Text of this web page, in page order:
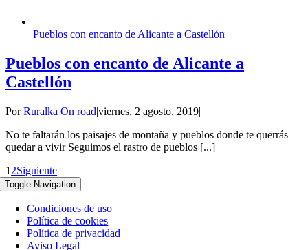
Pueblos con encanto de Alicante a Castellón
Pueblos con encanto de Alicante a
Castellón
PorRuralka On road|viernes, 2 agosto, 2019|
No te faltarán los paisajes de montaña y pueblos donde te querrás
quedar a vivir Seguimos el rastro de pueblos [...]
1 2Siguiente
Toggle Navigation
Condiciones de uso
Política de cookies
Política de privacidad
Aviso Legal